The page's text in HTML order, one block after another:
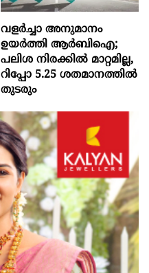
വളർച്ചാ അനുമാനം
ഉയർത്തി ആർബിഐ;
പലിശ നിരക്കിൽ മാറ്റമില്ല,
റിപ്പോ 5.25 ശതമാനത്തിൽ
തുടരും